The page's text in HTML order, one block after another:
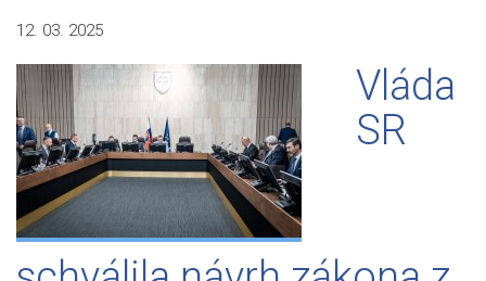
12. 03. 2025
Vláda
SR